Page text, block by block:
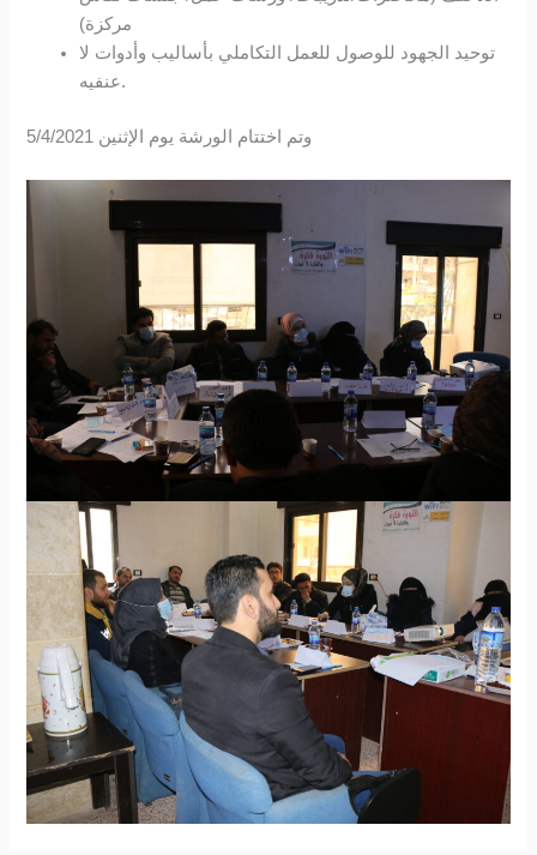
مركزة)
توحيد الجهود للوصول للعمل التكاملي بأساليب وأدوات لا
عنفيه.